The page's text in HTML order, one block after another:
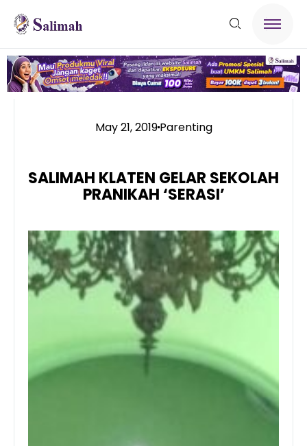
May 21, 2019Parenting
SALIMAH KLATEN GELAR SEKOLAH
PRANIKAH ‘SERASI’